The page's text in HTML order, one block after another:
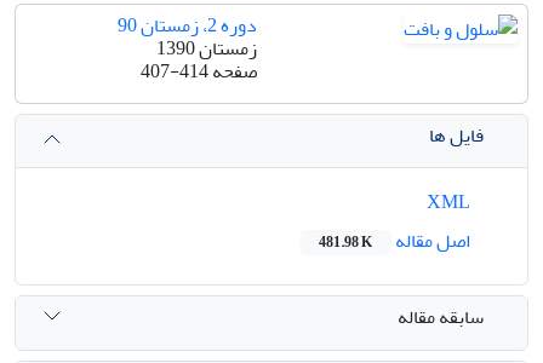
دوره 2، زمستان 90
زمستان 1390
صفحه407-414
فایل ها
اصل مقاله
481.98 K
سابقه مقاله